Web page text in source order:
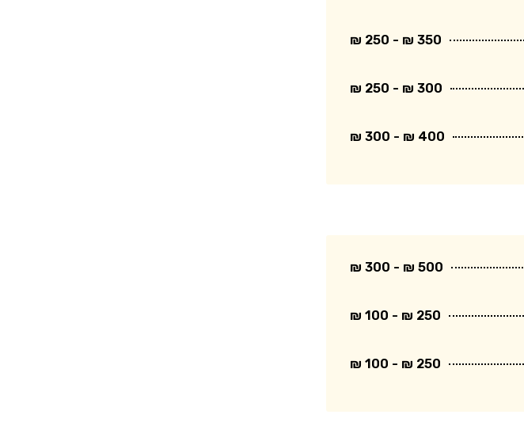
350 ₪ - 250 ₪
300 ₪ - 250 ₪
400 ₪ - 300 ₪
500 ₪ - 300 ₪
250 ₪ - 100 ₪
250 ₪ - 100 ₪